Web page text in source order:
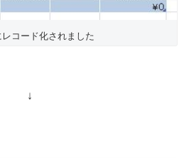
レコード化されました
↓